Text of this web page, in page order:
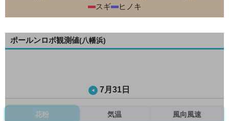
スギ
ヒノキ
ポールンロボ観測値(八幡浜)
7月31日
花粉 気温 風向風速